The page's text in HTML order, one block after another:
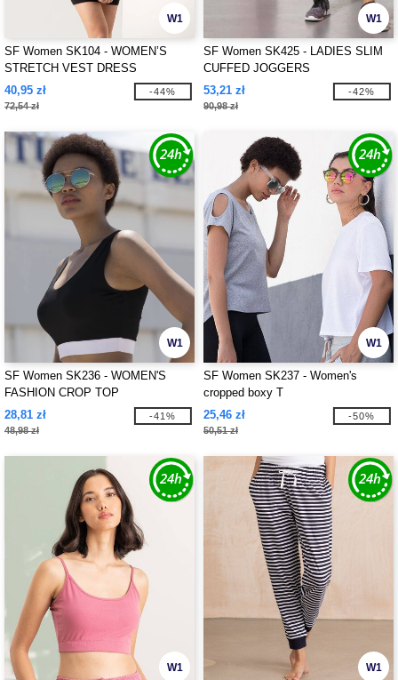
W1
SF Women SK104 - WOMEN’S
STRETCH VEST DRESS
40,95 zł
72,54 zł
-44%
W1
SF Women SK425 - LADIES SLIM
CUFFED JOGGERS
53,21 zł
90,98 zł
-42%
W1
SF Women SK236 - WOMEN'S
FASHION CROP TOP
28,81 zł
48,98 zł
-41%
W1
SF Women SK237 - Women's
cropped boxy T
25,46 zł
50,51 zł
-50%
W1 W1